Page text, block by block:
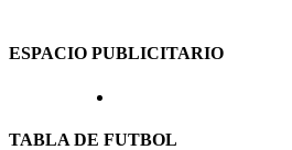
ESPACIO PUBLICITARIO
TABLA DE FUTBOL